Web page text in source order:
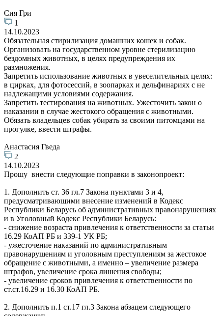
Сия Гри
1
14.10.2023
Обязательная стирилизация домашних кошек и собак.
Организовать на государственном уровне стерилизацию
бездомных животных, в целях предупреждения их
размножения.
Запретить использование животных в увеселительных целях:
в цирках, для фотосессий, в зоопарках и дельфинариях с не
надлежащими условиями содержания.
Запретить тестирования на животных. Ужесточить закон о
наказании в случае жестокого обращения с животными.
Обязать владельцев собак убирать за своими питомцами на
прогулке, ввести штрафы.
Анастасия Гведа
2
14.10.2023
Прошу внести следующие поправки в законопроект:
1. Дополнить ст. 36 гл.7 Закона пунктами 3 и 4,
предусматривающими внесение изменений в Кодекс
Республики Беларусь об административных правонарушениях
и в Уголовный Кодекс Республики Беларусь:
- снижение возраста привлечения к ответственности за статьи
16.29 КоАП РБ и 339-1 УК РБ;
- ужесточение наказаний по административным
правонарушениям и уголовным преступлениям за жестокое
обращение с животными, а именно – увеличение размера
штрафов, увеличение срока лишения свободы;
- увеличение сроков привлечения к ответственности по
ст.ст.16.29 и 16.30 КоАП РБ.
2. Дополнить п.1 ст.17 гл.3 Закона абзацем следующего